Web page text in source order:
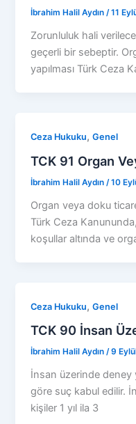
İbrahim Halil Aydın/11
Zorunluluk hali
geçerli bir sebeptir.
yapılması Türk Ceza
Ceza Hukuku,Genel
TCK 91 Organ
İbrahim Halil Aydın/10
Organ veya doku
Türk Ceza
koşullar altında ve
Ceza Hukuku,Genel
TCK 90 İnsan
İbrahim Halil Aydın/9
İnsan üzerinde deney
göre suç kabul edilir.
kişiler 1 yıl ila 3